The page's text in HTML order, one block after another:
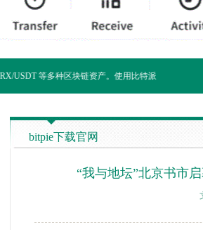
等多种区块链资产。使用比特派，用户可以在
bitpie下载官网
“我与地坛”北京书市